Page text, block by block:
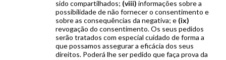
sido compartilhados; (viii) informações sobre a
possibilidade de não fornecer o consentimento e
sobre as consequências da negativa; e (ix)
revogação do consentimento. Os seus pedidos
serão tratados com especial cuidado de forma a
que possamos assegurar a eficácia dos seus
direitos. Poderá lhe ser pedido que faça prova da